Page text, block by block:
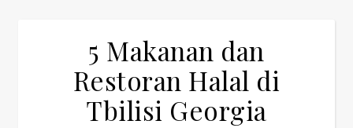
5 Makanan dan
Restoran Halal di
Tbilisi Georgia